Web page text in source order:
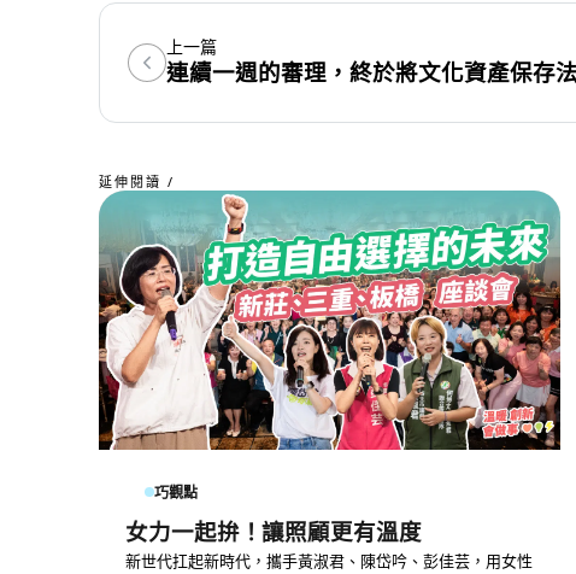
上一篇
延伸閱讀 /
巧觀點
女力一起拚！讓照顧更有溫度
新世代扛起新時代，攜手黃淑君、陳岱吟、彭佳芸，用女性